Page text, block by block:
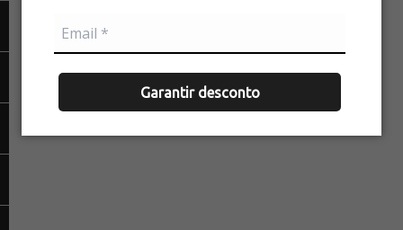
Garantir desconto